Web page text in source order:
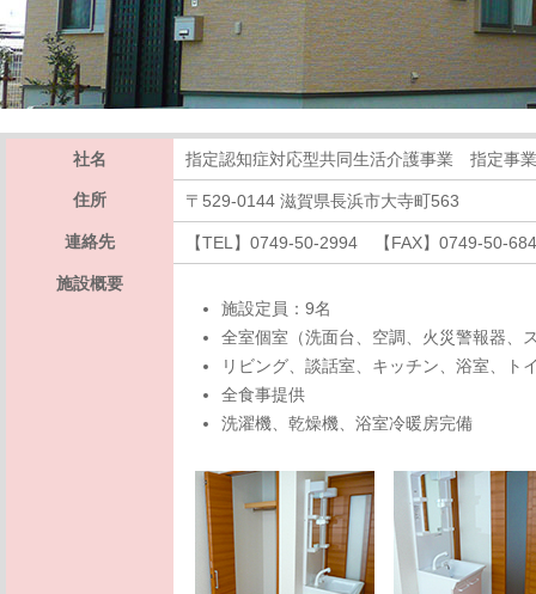
社名 指定認知症対応型共同生活介護事業 指定事
住所 〒529-0144 滋賀県長浜市大寺町563
連絡先 【TEL】0749-50-2994 【FAX】0749-50-
施設概要
施設定員：9名
全室個室（洗面台、空調、火災警報器、
リビング、談話室、キッチン、浴室、ト
全食事提供
洗濯機、乾燥機、浴室冷暖房完備